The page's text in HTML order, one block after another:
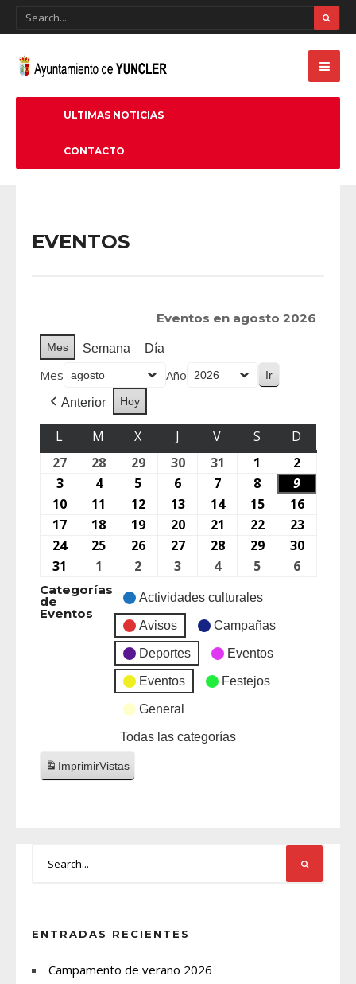
ULTIMAS NOTICIAS
CONTACTO
EVENTOS
Eventos en agosto 2026
Mes Semana Día
Mes Año
Anterior Hoy
L M X J V S
D
27
28 29 30 31 1
2
3
4 5 6 7 8
9
10
11 12 13 14 15
16
17
18 19 20 21 22
23
24
25 26 27 28 29
30
31
1 2 3 4 5 6
Categorías
de
Eventos
Actividades culturales
Avisos Campañas
Deportes Eventos
Eventos Festejos
General
Todas las categorías
ImprimirVistas
ENTRADAS RECIENTES
Campamento de verano 2026